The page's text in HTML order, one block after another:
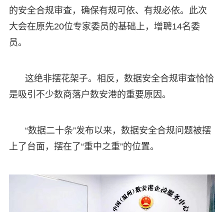
的安全合规审查，确保有规可依、有规必依。此次
大会在原先20位专家委员的基础上，增聘14名委
员。
这绝非摆花架子。相反，数据安全合规审查恰恰
是吸引不少数商落户数安港的重要原因。
“数据二十条”发布以来，数据安全合规问题被摆
上了台面，摆在了“重中之重”的位置。